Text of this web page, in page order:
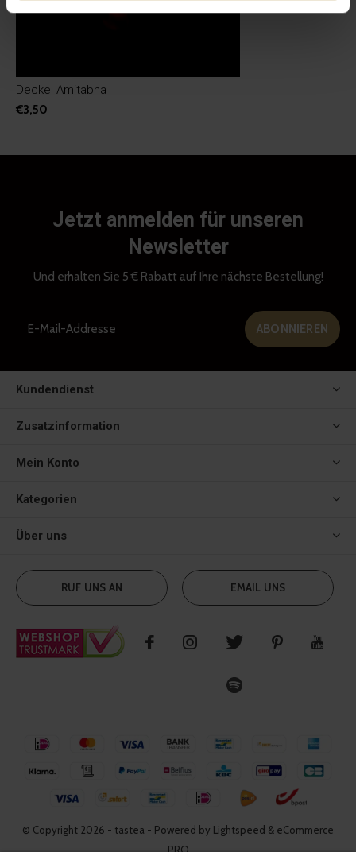
Deckel Amitabha
€3,50
Jetzt anmelden für unseren
Newsletter
Und erhalten Sie 5 € Rabatt auf Ihre nächste Bestellung!
ABONNIEREN
Kundendienst
Zusatzinformation
Mein Konto
Kategorien
Über uns
RUF UNS AN EMAIL UNS
© Copyright 2026 - tastea - Powered by Lightspeed & eCommerce